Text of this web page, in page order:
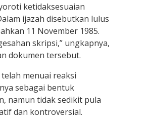
ketidaksesuaian
ijazah disebutkan lulus
11 November 1985.
skripsi,” ungkapnya,
dokumen tersebut.
menuai reaksi
sebagai bentuk
namun tidak sedikit pula
dan kontroversial.